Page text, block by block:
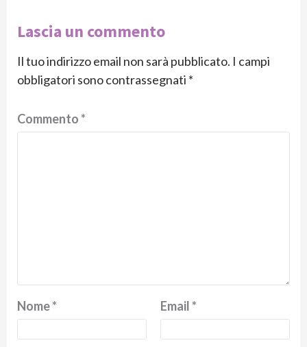
Lascia un commento
Il tuo indirizzo email non sarà pubblicato. I campi
obbligatori sono contrassegnati *
Commento*
Nome* Email*